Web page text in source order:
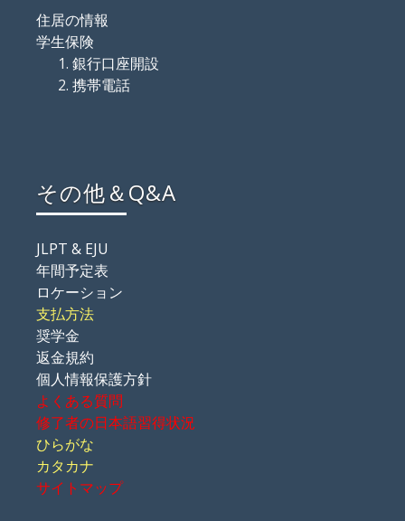
住居の情報
学生保険
銀行口座開設
携帯電話
その他＆Q&A
JLPT & EJU
年間予定表
ロケーション
支払方法
奨学金
返金規約
個人情報保護方針
よくある質問
修了者の日本語習得状況
ひらがな
カタカナ
サイトマップ